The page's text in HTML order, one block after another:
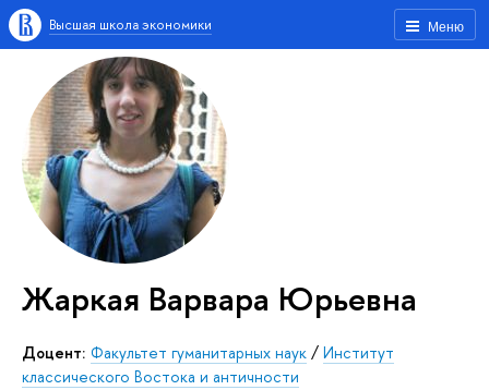
Меню
Высшая школа экономики
Жаркая Варвара Юрьевна
Доцент: Факультет гуманитарных наук / Институт
классического Востока и античности